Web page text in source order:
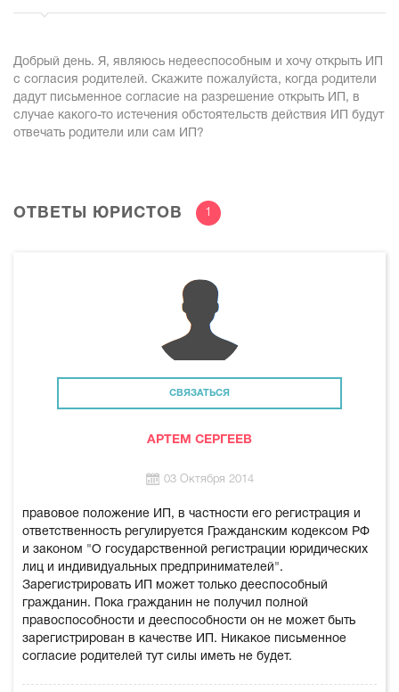
Добрый день. Я, являюсь недееспособным и хочу открыть ИП
с согласия родителей. Скажите пожалуйста, когда родители
дадут письменное согласие на разрешение открыть ИП, в
случае какого-то истечения обстоятельств действия ИП будут
отвечать родители или сам ИП?
ОТВЕТЫ ЮРИСТОВ 1
СВЯЗАТЬСЯ
АРТЕМ СЕРГЕЕВ
03 Октября 2014
правовое положение ИП, в частности его регистрация и
ответственность регулируется Гражданским кодексом РФ
и законом "О государственной регистрации юридических
лиц и индивидуальных предпринимателей".
Зарегистрировать ИП может только дееспособный
гражданин. Пока гражданин не получил полной
правоспособности и дееспособности он не может быть
зарегистрирован в качестве ИП. Никакое письменное
согласие родителей тут силы иметь не будет.